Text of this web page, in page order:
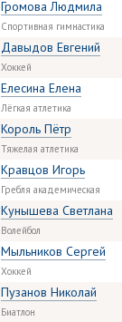
Громова Людмила
Спортивная гимнастика
Давыдов Евгений
Хоккей
Елесина Елена
Лёгкая атлетика
Король Пётр
Тяжелая атлетика
Кравцов Игорь
Гребля академическая
Кунышева Светлана
Волейбол
Мыльников Сергей
Хоккей
Пузанов Николай
Биатлон